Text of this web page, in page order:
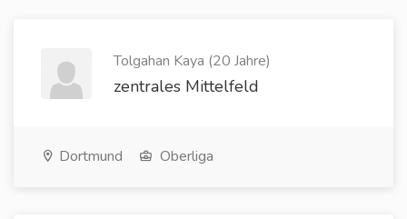
Tolgahan Kaya (20 Jahre)
zentrales Mittelfeld
Dortmund Oberliga